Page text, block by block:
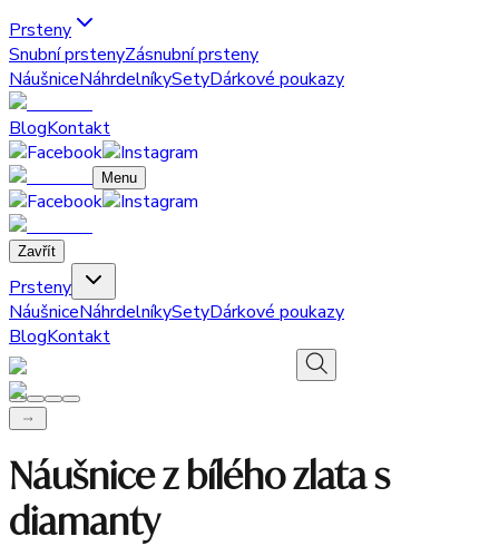
Prsteny
Snubní prstenyZásnubní prsteny
NáušniceNáhrdelníkySetyDárkové poukazy
BlogKontakt
Menu
Zavřít
Prsteny
NáušniceNáhrdelníkySetyDárkové poukazy
BlogKontakt
Náušnice z bílého zlata s
diamanty